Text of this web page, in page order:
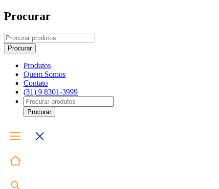
Procurar
Produtos
Quem Somos
Contato
(31) 9 8301-3999